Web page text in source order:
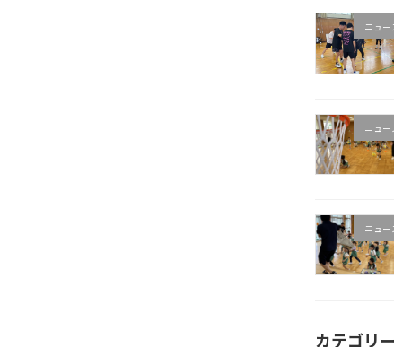
ニュー
ニュー
ニュー
カテゴリー